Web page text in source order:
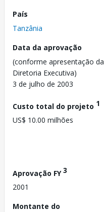
País
Tanzânia
Data da aprovação
(conforme apresentação da
Diretoria Executiva)
3 de julho de 2003
Custo total do projeto 1
US$ 10.00 milhões
Aprovação FY3
2001
Montante do